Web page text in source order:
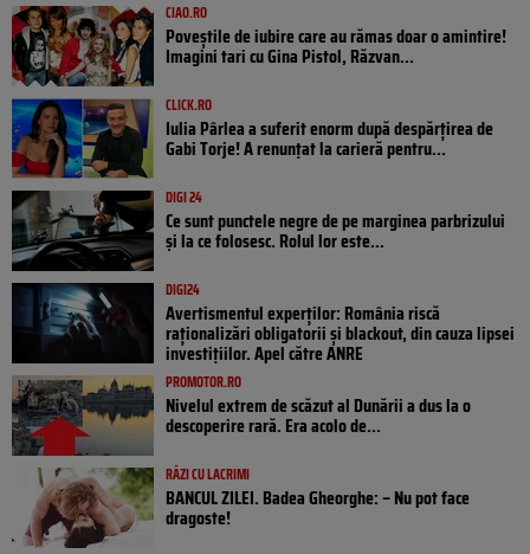
CIAO.RO
Poveştile de iubire care au rămas doar o amintire!
Imagini tari cu Gina Pistol, Răzvan...
CLICK.RO
Iulia Pârlea a suferit enorm după despărțirea de
Gabi Torje! A renunțat la carieră pentru...
DIGI 24
Ce sunt punctele negre de pe marginea parbrizului
și la ce folosesc. Rolul lor este...
DIGI24
Avertismentul experților: România riscă
raționalizări obligatorii și blackout, din cauza lipsei
investițiilor. Apel către ANRE
PROMOTOR.RO
Nivelul extrem de scăzut al Dunării a dus la o
descoperire rară. Era acolo de...
RÂZI CU LACRIMI
BANCUL ZILEI. Badea Gheorghe: – Nu pot face
dragoste!